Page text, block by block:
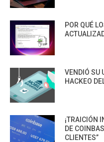
POR QUÉ
VENDIÓ SU
HACKEO
¡TRAICIÓN
DE
CLIENTES”